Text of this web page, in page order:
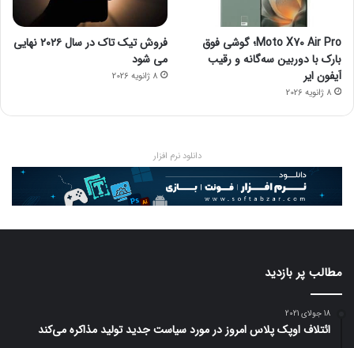
Moto X70 Air Pro؛ گوشی فوق
بارک با دوربین سه‌گانه و رقیب
آیفون ایر
8 ژانویه 2026
فروش تیک تاک در سال ۲۰۲۶ نهایی
می شود
8 ژانویه 2026
دانلود نرم افزار
مطالب پر بازدید
18 جولای 2021
ائتلاف اوپک پلاس امروز در مورد سیاست جدید تولید مذاکره می‌کند